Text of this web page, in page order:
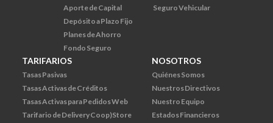
Aporte de Capital
Depósito a Plazo Fijo
Planes de Ahorro
Fondo Seguro
Seguro Vehicular
TARIFARIOS
Tasas Pasivas
Tasas Activas de Créditos
Tasas Activas para Pedidos Web
Tarifario de Delivery Coop)Store
NOSOTROS
Quiénes Somos
Nuestros Directivos
Nuestro Equipo
Estados Financieros